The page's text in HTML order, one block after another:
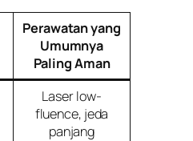
Perawatan yang
Umumnya
Paling Aman
Laser low-
fluence, jeda
panjang